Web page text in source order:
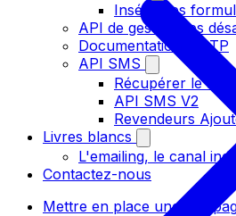
Insérer les
API de gestion des
Documentation SMTP
API SMS
Récupérer le
API SMS V2
Revendeurs
Livres blancs
L'emailing, le canal
Contactez-nous
Mettre en place une